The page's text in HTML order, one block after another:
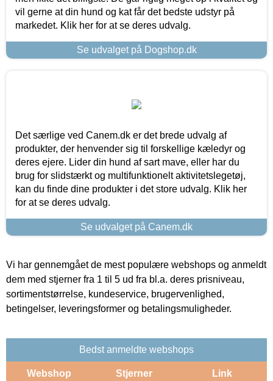
vil gerne at din hund og kat får det bedste udstyr på
markedet. Klik her for at se deres udvalg.
Se udvalget på Dogshop.dk
Det særlige ved Canem.dk er det brede udvalg af
produkter, der henvender sig til forskellige kæledyr og
deres ejere. Lider din hund af sart mave, eller har du
brug for slidstærkt og multifunktionelt aktivitetslegetøj,
kan du finde dine produkter i det store udvalg. Klik her
for at se deres udvalg.
Se udvalget på Canem.dk
Vi har gennemgået de mest populære webshops og anmeldt
dem med stjerner fra 1 til 5 ud fra bl.a. deres prisniveau,
sortimentstørrelse, kundeservice, brugervenlighed,
betingelser, leveringsformer og betalingsmuligheder.
Bedst anmeldte webshops
Webshop Stjerner Link